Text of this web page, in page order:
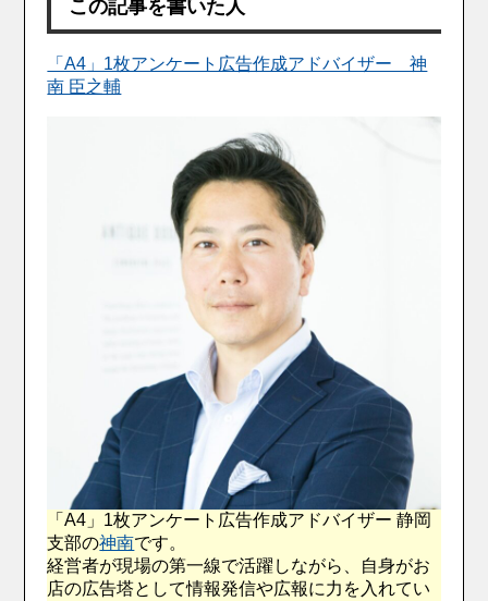
この記事を書いた人
「A4」1枚アンケート広告作成アドバイザー 神
南 臣之輔
「A4」1枚アンケート広告作成アドバイザー 静岡
支部の神南です。
経営者が現場の第一線で活躍しながら、自身がお
店の広告塔として情報発信や広報に力を入れてい